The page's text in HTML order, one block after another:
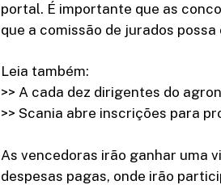
portal. É importante que as
que a comissão de jurados
Leia também:
>> A cada dez dirigentes do
>> Scania abre inscrições para
As vencedoras irão ganhar uma
despesas pagas, onde irão